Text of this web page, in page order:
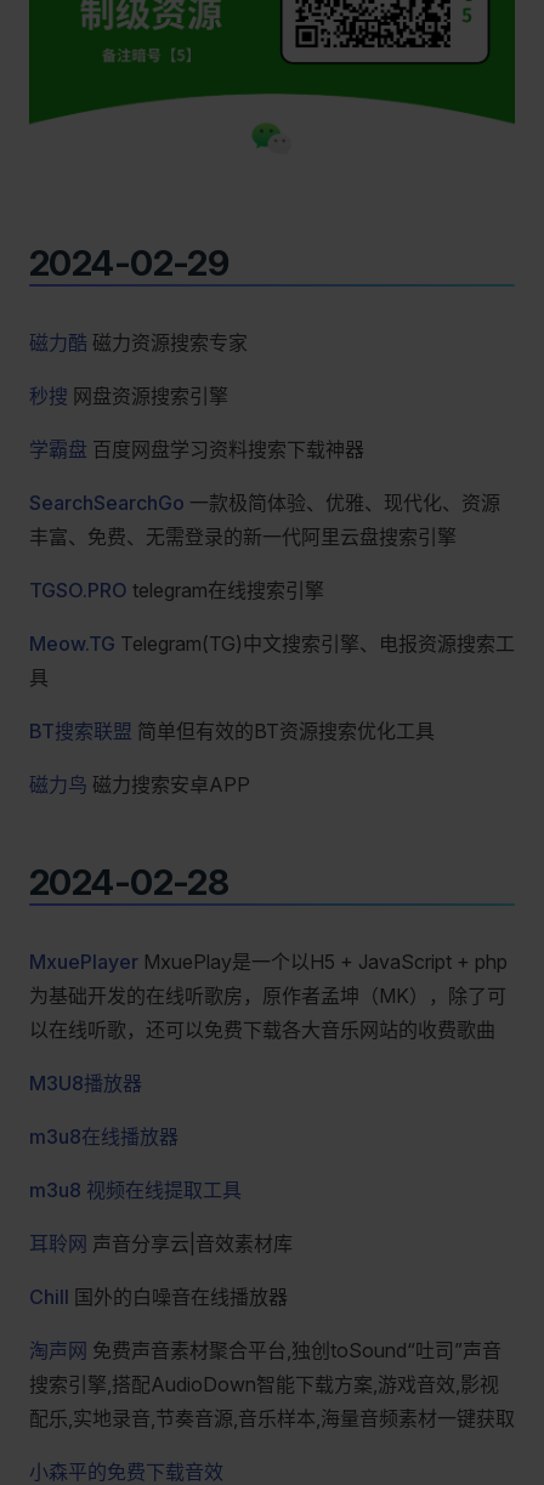
2024-02-29
磁力酷 磁力资源搜索专家
秒搜 网盘资源搜索引擎
学霸盘 百度网盘学习资料搜索下载神器
SearchSearchGo 一款极简体验、优雅、现代化、资源
丰富、免费、无需登录的新一代阿里云盘搜索引擎
TGSO.PRO telegram在线搜索引擎
Meow.TG Telegram(TG)中文搜索引擎、电报资源搜索工
具
BT搜索联盟 简单但有效的BT资源搜索优化工具
磁力鸟 磁力搜索安卓APP
2024-02-28
MxuePlayer MxuePlay是一个以H5 + JavaScript + php
为基础开发的在线听歌房，原作者孟坤（MK），除了可
以在线听歌，还可以免费下载各大音乐网站的收费歌曲
M3U8播放器
m3u8在线播放器
m3u8 视频在线提取工具
耳聆网 声音分享云|音效素材库
Chill 国外的白噪音在线播放器
淘声网 免费声音素材聚合平台,独创toSound“吐司”声音
搜索引擎,搭配AudioDown智能下载方案,游戏音效,影视
配乐,实地录音,节奏音源,音乐样本,海量音频素材一键获取
小森平的免费下载音效